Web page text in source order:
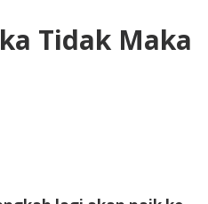
Tidak Maka